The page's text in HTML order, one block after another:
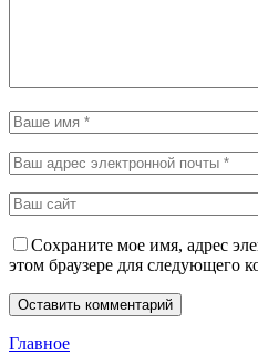
Сохраните мое имя, адрес
этом браузере для следующего
Главное